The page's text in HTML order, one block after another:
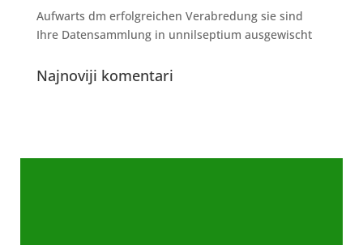
Aufwarts dm erfolgreichen Verabredung sie sind
Ihre Datensammlung in unnilseptium ausgewischt
Najnoviji komentari